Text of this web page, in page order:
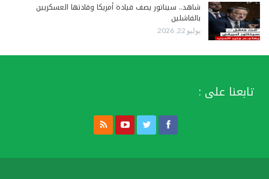
شاهد.. سيناتور يصف قيادة أمريكا وقادتها العسكريين
بالفاشلين
يوليو 22, 2026
تابعنا على :